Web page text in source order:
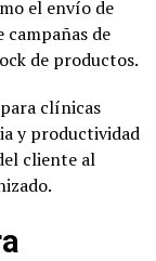
el envío de
de
de productos.
para clínicas
y productividad
cliente al